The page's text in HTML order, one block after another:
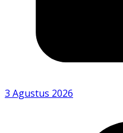
3 Agustus 2026